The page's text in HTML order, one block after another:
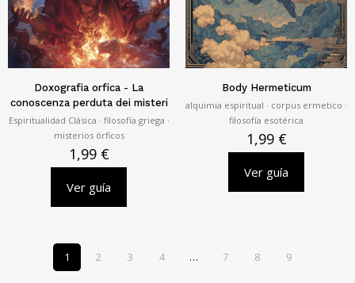
Doxografia orfica - La
conoscenza perduta dei misteri
Espiritualidad Clásica · filosofía griega ·
misterios órficos
1,99 €
Ver guía
Body Hermeticum
alquimia espiritual · corpus ermetico ·
filosofía esotérica
1,99 €
Ver guía
1 2 3 4 … 7 8 9